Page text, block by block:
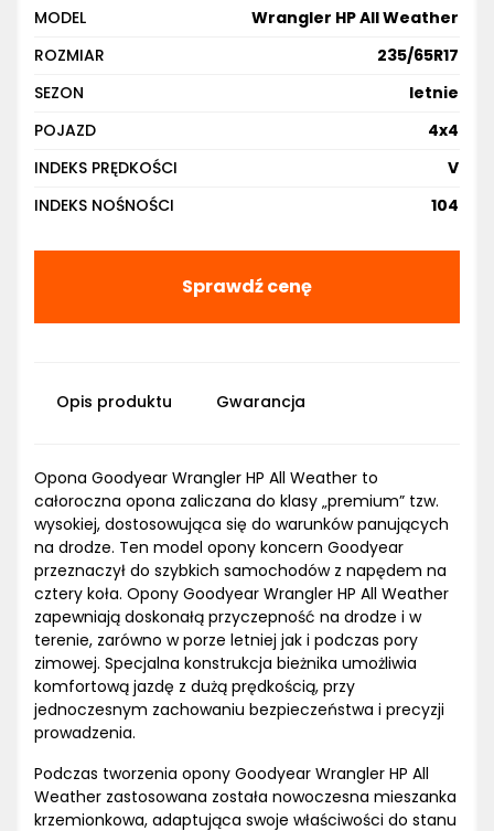
MODEL
Wrangler HP All Weather
ROZMIAR
235/65R17
SEZON
letnie
POJAZD
4x4
INDEKS PRĘDKOŚCI
V
INDEKS NOŚNOŚCI
104
Sprawdź cenę
Opis produktu Gwarancja
Opona Goodyear Wrangler HP All Weather to
całoroczna opona zaliczana do klasy „premium” tzw.
wysokiej, dostosowująca się do warunków panujących
na drodze. Ten model opony koncern Goodyear
przeznaczył do szybkich samochodów z napędem na
cztery koła. Opony Goodyear Wrangler HP All Weather
zapewniają doskonałą przyczepność na drodze i w
terenie, zarówno w porze letniej jak i podczas pory
zimowej. Specjalna konstrukcja bieżnika umożliwia
komfortową jazdę z dużą prędkością, przy
jednoczesnym zachowaniu bezpieczeństwa i precyzji
prowadzenia.
Podczas tworzenia opony Goodyear Wrangler HP All
Weather zastosowana została nowoczesna mieszanka
krzemionkowa, adaptująca swoje właściwości do stanu